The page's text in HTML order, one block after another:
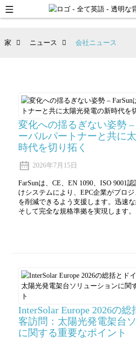
+86 18259071452 ハン
+86 13559179905 サリ
+86 18350266301 アイ
+86 18806057002 サン
家 ニュース 会社ニュース
変化への揺るぎない姿勢 –
ーバルパートナーと共に
時代を切り拓く
2026年7月15日
FarSunは、CE、EN 1090、ISO 9001
けシステムにより、EPC企業がプロ
を削減できるよう支援します。迅速な
そして完全な規格準拠を実現します。
InterSolar Europe 2026の
客訪問：太陽光発電架台
に関する重要なポイント